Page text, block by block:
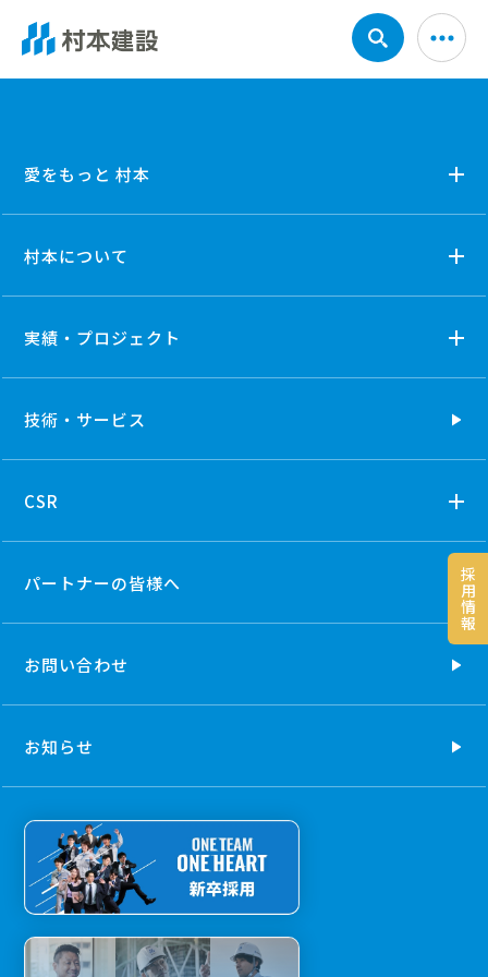
採
用
情
報
愛をもっと 村本
村本について
実績・プロジェクト
技術・ サービス
CSR
パートナーの皆様へ
お問い合わせ
お知らせ